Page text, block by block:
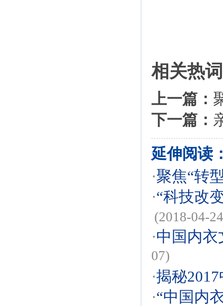
相关热
上一篇：
下一篇：
延伸阅读
·聚焦“转
·“科技改
(2018-04-
·中国内衣
07)
·揭秘
·“中国内